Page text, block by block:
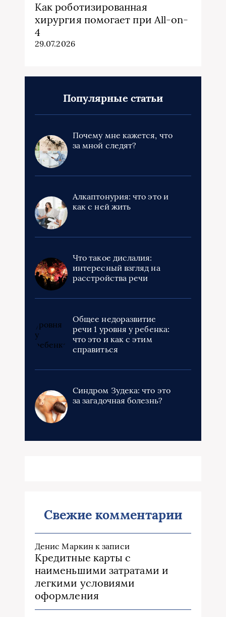
Как роботизированная
хирургия помогает при All-on-
4
29.07.2026
Популярные статьи
Почему мне кажется, что
за мной следят?
Алкаптонурия: что это и
как с ней жить
Что такое дислалия:
интересный взгляд на
расстройства речи
Общее недоразвитие
речи 1 уровня у ребенка:
что это и как с этим
справиться
Синдром Зудека: что это
за загадочная болезнь?
Свежие комментарии
Денис Маркинк записи
Кредитные карты с
наименьшими затратами и
легкими условиями
оформления